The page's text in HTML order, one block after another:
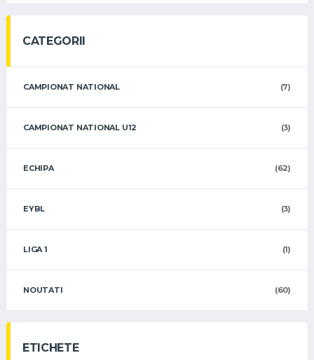
CATEGORII
CAMPIONAT NATIONAL (7)
CAMPIONAT NATIONAL U12 (3)
ECHIPA (62)
EYBL (3)
LIGA 1 (1)
NOUTATI (60)
ETICHETE